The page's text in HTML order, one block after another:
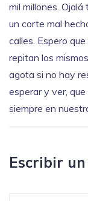
mil millones.
un corte mal
calles. Espero
repitan los
agota si no hay
esperar y ver,
siempre en
Escribir